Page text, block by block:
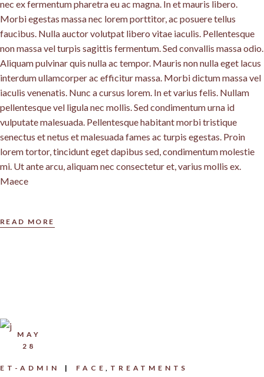
nec ex fermentum pharetra eu ac magna. In et mauris libero.
Morbi egestas massa nec lorem porttitor, ac posuere tellus
faucibus. Nulla auctor volutpat libero vitae iaculis. Pellentesque
non massa vel turpis sagittis fermentum. Sed convallis massa odio.
Aliquam pulvinar quis nulla ac tempor. Mauris non nulla eget lacus
interdum ullamcorper ac efficitur massa. Morbi dictum massa vel
iaculis venenatis. Nunc a cursus lorem. In et varius felis. Nullam
pellentesque vel ligula nec mollis. Sed condimentum urna id
vulputate malesuada. Pellentesque habitant morbi tristique
senectus et netus et malesuada fames ac turpis egestas. Proin
lorem tortor, tincidunt eget dapibus sed, condimentum molestie
mi. Ut ante arcu, aliquam nec consectetur et, varius mollis ex.
Maece
READ MORE
MAY
28
ET-ADMIN FACE TREATMENTS